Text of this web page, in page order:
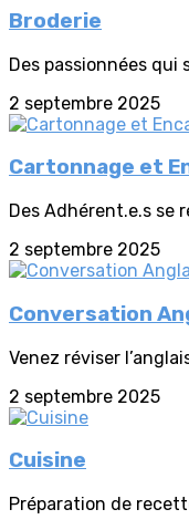
Broderie
Des passionnées
2 septembre 2025
Cartonnage et
Des Adhérent.e.s se
2 septembre 2025
Conversation
Venez réviser
2 septembre 2025
Cuisine
Préparation de